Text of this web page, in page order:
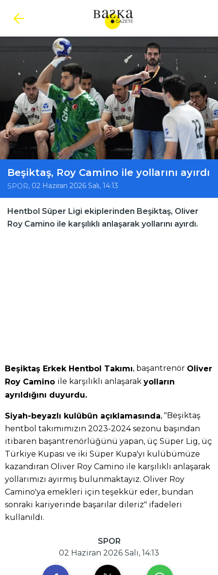
Beşiktaş, Roy Camino ile yollarını ayırdı
SPOR, 02 Haziran 2026 Salı, 14:13
Hentbol Süper Ligi ekiplerinden Beşiktaş, Oliver
Roy Camino ile karşılıklı anlaşarak yollarını ayırdı.
Beşiktaş Erkek Hentbol Takımı, başantrenör Oliver
Roy Camino ile karşılıklı anlaşarak yolların
ayrıldığını duyurdu.
Siyah-beyazlı kulübün açıklamasında, "Beşiktaş
hentbol takımımızın 2023-2024 sezonu başından
itibaren başantrenörlüğünü yapan, üç Süper Lig, üç
Türkiye Kupası ve iki Süper Kupa'yı kulübümüze
kazandıran Oliver Roy Camino ile karşılıklı anlaşarak
yollarımızı ayırmış bulunmaktayız. Oliver Roy
Camino'ya emekleri için teşekkür eder, bundan
sonraki kariyerinde başarılar dileriz" ifadeleri
kullanıldı.
SPOR
02 Haziran 2026 Salı, 14:13